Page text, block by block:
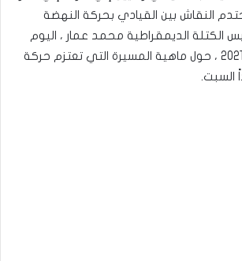
النقاش بين القيادي بحركة النهضة
الكتلة الديمقراطية محمد عمار ، اليوم
الجمعة 26 فيفري 2021 ، حول ماهية المسيرة التي تعتزم حركة
السبت.